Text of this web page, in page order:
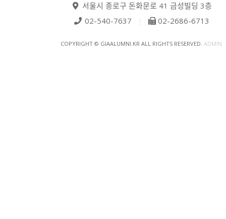
서울시 종로구 돈화문로 41 금성빌딩 3층
02-540-7637
02-2686-6713
COPYRIGHT © GIAALUMNI.KR ALL RIGHTS RESERVED. ADMIN